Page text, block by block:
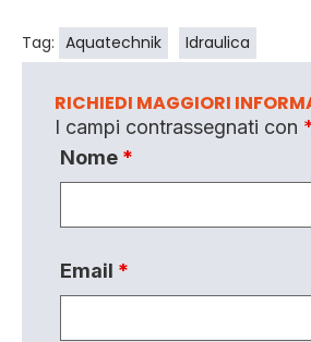
Tag: Aquatechnik Idraulica
RICHIEDI MAGGIORI
I campi contrassegnati con
Nome *
Email *